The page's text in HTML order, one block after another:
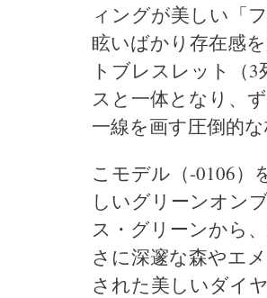
ィングが美しい「
眩いばかり存在感
トブレスレット（
スと一体となり、
一線を画す圧倒的
こモデル（-0106）
しいグリーンオン
ス・グリーンから
さに深邃な森やエ
された美しいダイ